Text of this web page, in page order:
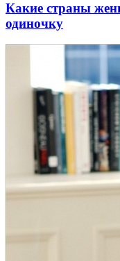
Какие страны
одиночку